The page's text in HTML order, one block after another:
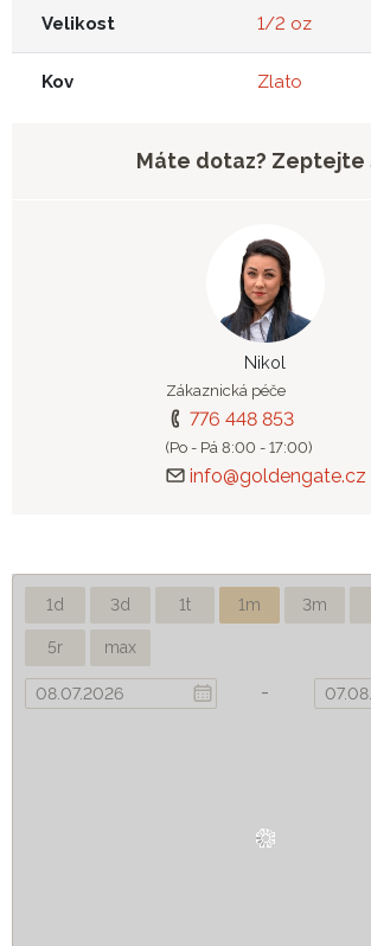
Velikost 1/2 oz
Kov Zlato
Máte dotaz? Zeptejte
Nikol
Zákaznická péče
776 448 853
(Po - Pá 8:00 - 17:00)
info@goldengate.cz
1d 3d 1t 1m 3m
5r max
-